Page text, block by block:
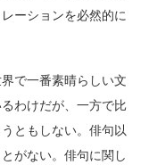
ーションを必然的に
で一番素晴らしい文
わけだが、一方で比
ともしない。俳句以
がない。俳句に関し